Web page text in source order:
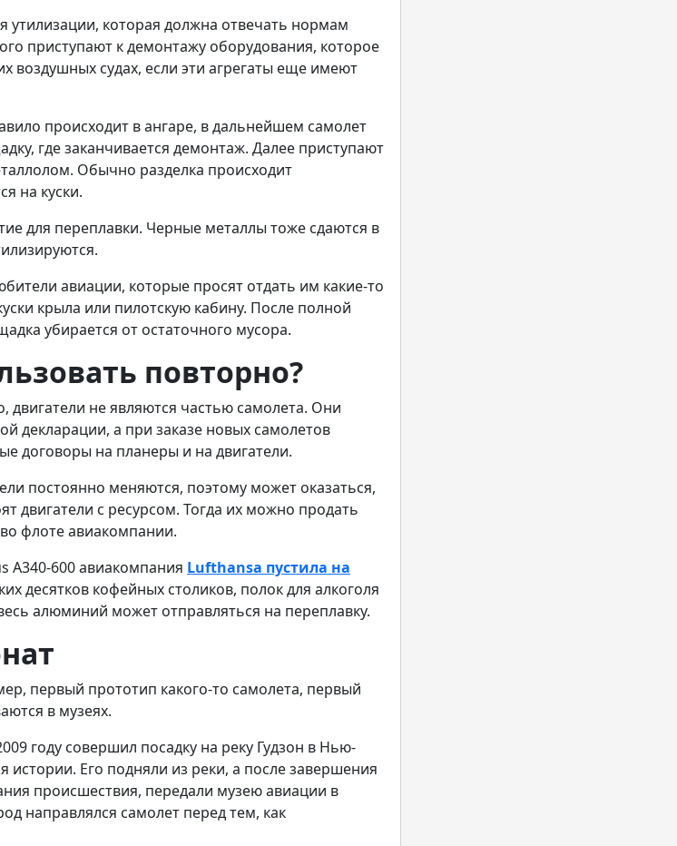
утилизации, которая должна отвечать нормам
приступают к демонтажу оборудования, которое
воздушных судах, если эти агрегаты еще имеют
происходит в ангаре, в дальнейшем самолет
где заканчивается демонтаж. Далее приступают
Обычно разделка происходит
на куски.
для переплавки. Черные металлы тоже сдаются в
авиации, которые просят отдать им какие-то
крыла или пилотскую кабину. После полной
убирается от остаточного мусора.
повторно?
двигатели не являются частью самолета. Они
декларации, а при заказе новых самолетов
договоры на планеры и на двигатели.
постоянно меняются, поэтому может оказаться,
двигатели с ресурсом. Тогда их можно продать
флоте авиакомпании.
A340-600 авиакомпания Lufthansa пустила на
десятков кофейных столиков, полок для алкоголя
алюминий может отправляться на переплавку.
первый прототип какого-то самолета, первый
в музеях.
году совершил посадку на реку Гудзон в Нью-
истории. Его подняли из реки, а после завершения
происшествия, передали музею авиации в
направлялся самолет перед тем, как